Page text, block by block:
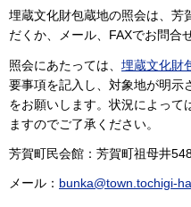
埋蔵文化財包蔵地の照会は、芳
だくか、メール、FAXでお問合
照会にあたっては、 埋蔵文化財
要事項を記入し、対象地が明示
をお願いします。状況によって
ますのでご了承ください。
芳賀町民会館：芳賀町祖母井
メール： bunka@town.tochigi-